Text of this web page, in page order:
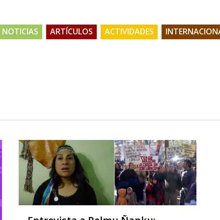
NOTICIAS ARTÍCULOS ACTIVIDADES